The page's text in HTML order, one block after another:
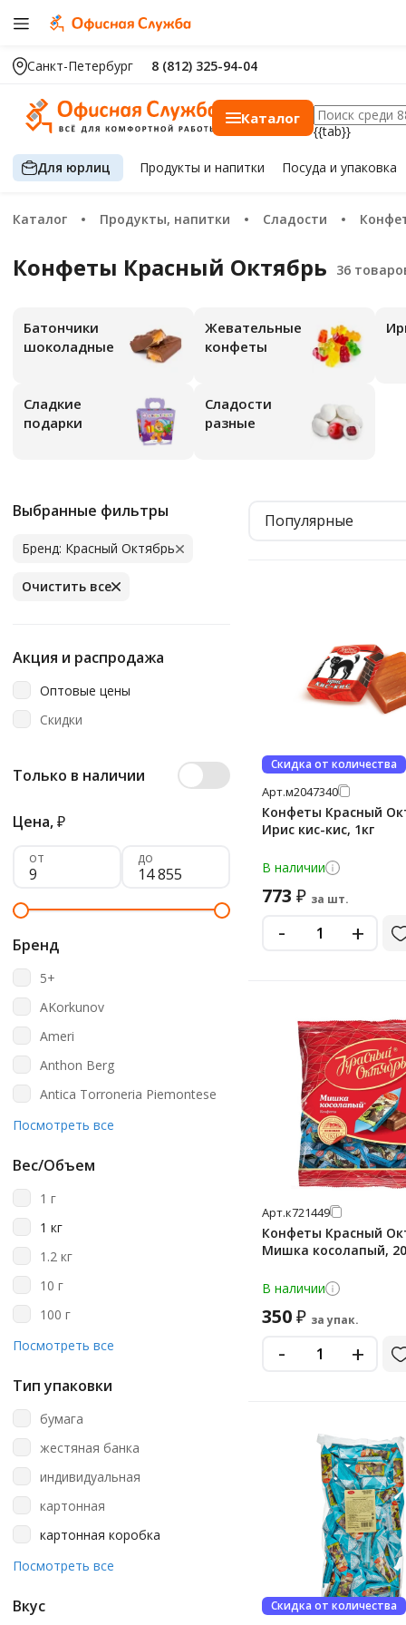
Санкт-Петербург 8 (812) 325-94-04
Каталог
{{tab}}
Для юрлиц Продуктыи напитки Посуда и упаковка
Каталог Продукты, напитки Сладости
Конфеты Красный Октябрь
Батончики
шоколадные
Жевательные
конфеты
Сладкие
подарки
Сладости
разные
Выбранные фильтры
Бренд: Красный Октябрь
Очистить все
Акция и распродажа
Оптовые цены
Скидки
Только в наличии
Цена,₽
от до
Бренд
5+
AKorkunov
Ameri
Anthon Berg
Antica Torroneria Piemontese
Babyfox
Caffarel
Candy Lane
Chocodate
Chocolaterie Carre
Chupa Chups
Co Barre De Chocolat
Co Barre De Chokolat
Dove
Посмотреть все
Вес/Объем
1 г
1 кг
1.2 кг
10 г
100 г
104 г
109 г
114 г
116 г
118 г
12 г
120
Посмотреть все
Тип упаковки
бумага
жестяная банка
индивидуальная
картонная
картонная коробка
картонная подарочная
коробка
пакет
Посмотреть все
Вкус
Популярные
Скидка от количества
Арт.м2047340
Конфеты Красный
Ирис кис-кис, 1кг
В наличии
773 ₽ за шт.
- +
Арт.к721449
Конфеты Красный
Мишка косолапый,
В наличии
350₽ за упак.
- +
Скидка от количества